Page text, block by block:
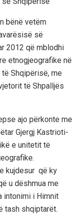
bënë vetëm
së
2012 që mblodhi
etnogjeografike në
Shqipërisë, me
të Shpalljës
ajo përkonte me
Gjergj Kastrioti-
e unitetit të
kujdesur që ky
u dëshmua me
intonimi i Himnit
tash shqiptarët.